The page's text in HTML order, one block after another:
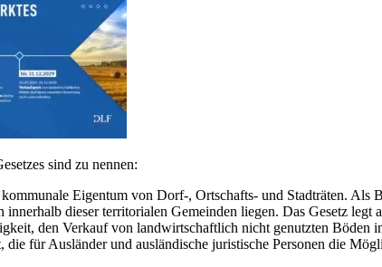
sind zu nennen:
Eigentum von Dorf-, Ortschafts- und Stadträten.
innerhalb dieser territorialen Gemeinden liegen. Das Gesetz
den Verkauf von landwirtschaftlich nicht genutzten Böden
die für Ausländer und ausländische juristische Personen die